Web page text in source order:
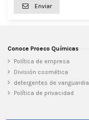
Enviar
Conoce Proeco Químicas
Política de empresa
División cosmética
detergentes de vanguardia
Política de privacidad